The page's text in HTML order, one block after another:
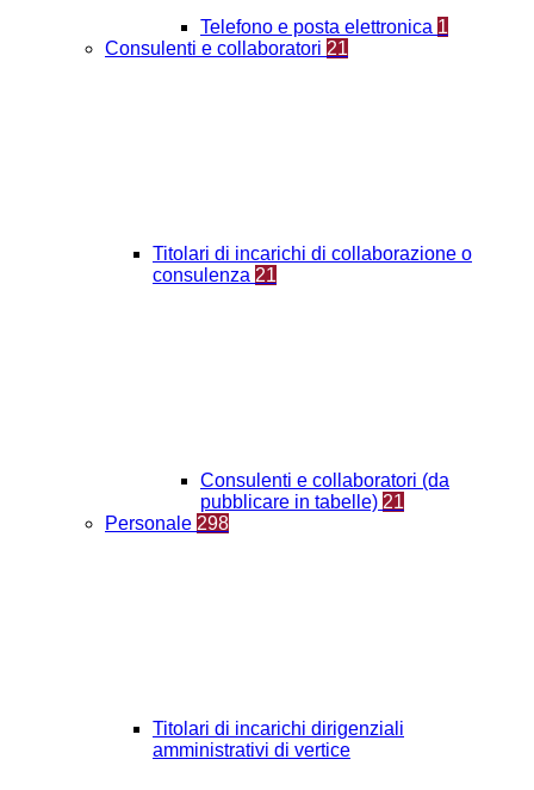
Telefono e posta elettronica 1
Consulenti e collaboratori 21
Titolari di incarichi di collaborazione o
consulenza 21
Consulenti e collaboratori (da
pubblicare in tabelle) 21
Personale 298
Titolari di incarichi dirigenziali
amministrativi di vertice